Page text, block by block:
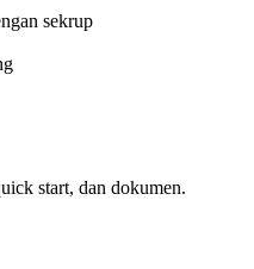
sekrup
start, dan dokumen.